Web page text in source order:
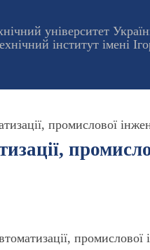
університет
інститут імені
промислової
промислової